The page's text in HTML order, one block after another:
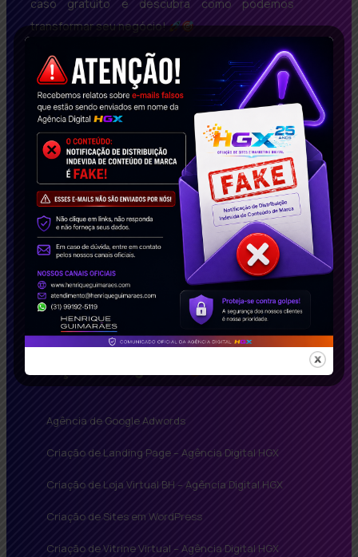
caso gratuito e descubra como podemos
transformar seu negócio!
Conecte-se Conosco!
Soluções Inteligentes
Agência de Google Adwords
Criação de Landing Page – Agência Digital HGX
Criação de Loja Virtual BH – Agência Digital HGX
Criação de Sites em WordPress
Criação de Vitrine Virtual – Agência Digital HGX